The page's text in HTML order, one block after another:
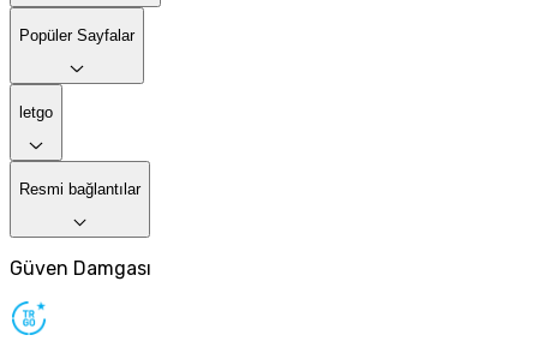
Popüler Sayfalar
letgo
Resmi bağlantılar
Güven Damgası